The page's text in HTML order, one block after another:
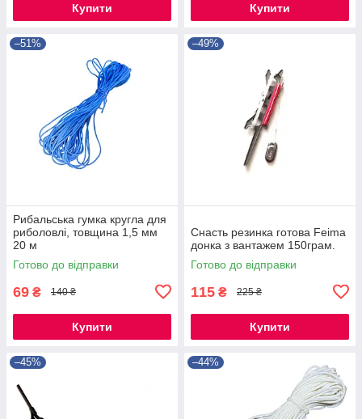
Купити Купити
–51%
Рибальська гумка кругла для
риболовлі, товщина 1,5 мм
20 м
Готово до відправки
69 ₴ 140 ₴
Купити
–49%
Снасть резинка готова Feima
донка з вантажем 150грам.
Готово до відправки
115 ₴ 225 ₴
Купити
–45% –44%